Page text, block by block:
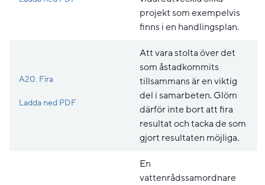
projekt som exempelvis
finns i en handlingsplan.
A20. Fira
Ladda ned PDFPdf, 214.4 kB, öppnas i nytt fönster.
Att vara stolta över det
som åstadkommits
tillsammans är en viktig
del i samarbeten. Glöm
därför inte bort att fira
resultat och tacka de som
gjort resultaten möjliga.
En
vattenrådssamordnare